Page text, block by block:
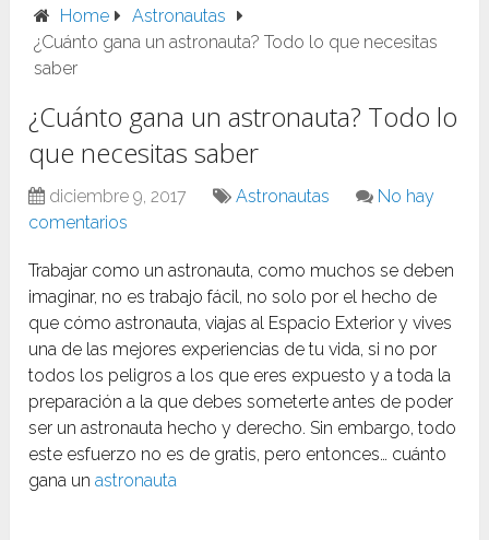
Home
Astronautas
¿Cuánto gana un astronauta? Todo lo que necesitas
saber
¿Cuánto gana un astronauta? Todo lo
que necesitas saber
diciembre 9, 2017 Astronautas
No hay
comentarios
Trabajar como un astronauta, como muchos se deben
imaginar, no es trabajo fácil, no solo por el hecho de
que cómo astronauta, viajas al Espacio Exterior y vives
una de las mejores experiencias de tu vida, si no por
todos los peligros a los que eres expuesto y a toda la
preparación a la que debes someterte antes de poder
ser un astronauta hecho y derecho. Sin embargo, todo
este esfuerzo no es de gratis, pero entonces… cuánto
gana un astronauta